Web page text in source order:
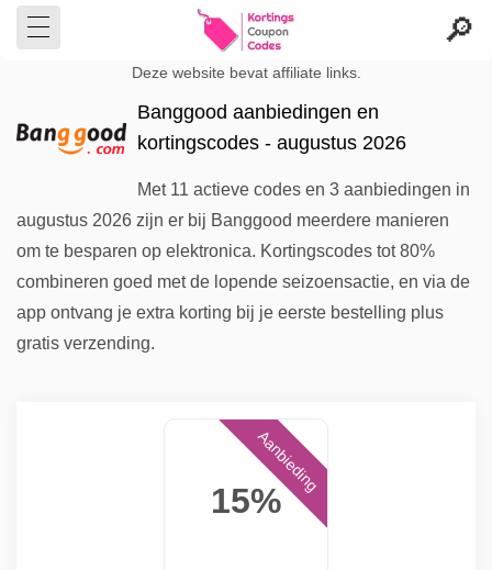
Deze website bevat affiliate links.
Banggood aanbiedingen en
kortingscodes - augustus 2026
Met 11 actieve codes en 3 aanbiedingen in
augustus 2026 zijn er bij Banggood meerdere manieren
om te besparen op elektronica. Kortingscodes tot 80%
combineren goed met de lopende seizoensactie, en via de
app ontvang je extra korting bij je eerste bestelling plus
gratis verzending.
15%
Aanbieding